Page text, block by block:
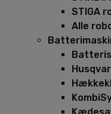
STIGA
Alle